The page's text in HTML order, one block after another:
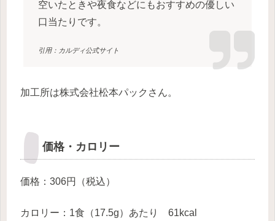
空いたときや夜食などにもおすすめの優しい
口当たりです。
引用：カルディ公式サイト
加工所は株式会社松本パックさん。
価格・カロリー
価格：306円（税込）
カロリー：1食（17.5g）あたり 61kcal